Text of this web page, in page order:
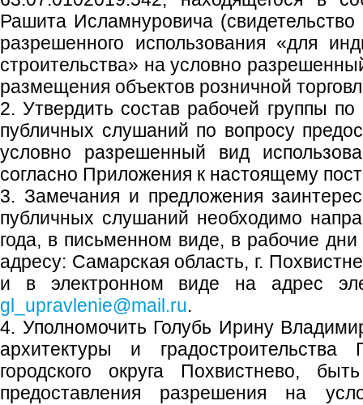
Рашита Исламнуровича
разрешенного использования «для
строительства» на условно
размещения объектов розничной
2. Утвердить состав рабочей группы по
публичных слушаний по вопросу
условно разрешенный вид
согласно Приложения к настоящему
3. Замечания и предложения
публичных слушаний необходимо
года, в письменном виде, в рабочие
адресу: Самарская область, г.
и в электронном виде на адрес
gl_upravlenie@mail.ru.
4. Уполномочить Голубь Ирину
архитектуры и
городского округа Похвистнево,
предоставления разрешения на